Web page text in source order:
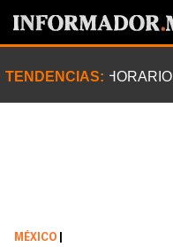
TENDENCIAS:
MÉXICO